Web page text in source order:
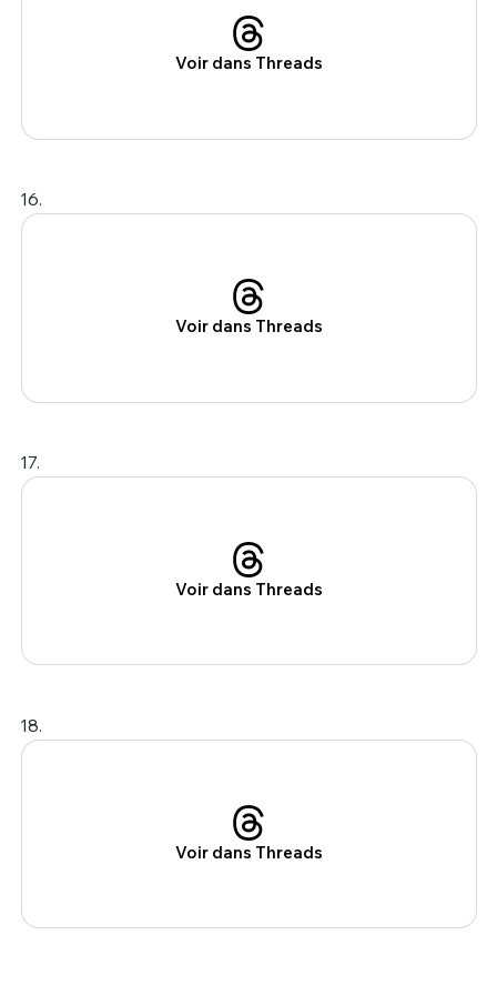
Voir dans Threads
16.
Voir dans Threads
17.
Voir dans Threads
18.
Voir dans Threads